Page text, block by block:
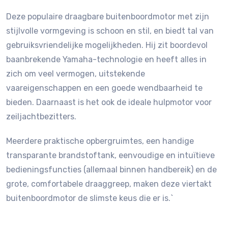
Deze populaire draagbare buitenboordmotor met zijn
stijlvolle vormgeving is schoon en stil, en biedt tal van
gebruiksvriendelijke mogelijkheden. Hij zit boordevol
baanbrekende Yamaha-technologie en heeft alles in
zich om veel vermogen, uitstekende
vaareigenschappen en een goede wendbaarheid te
bieden. Daarnaast is het ook de ideale hulpmotor voor
zeiljachtbezitters.
Meerdere praktische opbergruimtes, een handige
transparante brandstoftank, eenvoudige en intuïtieve
bedieningsfuncties (allemaal binnen handbereik) en de
grote, comfortabele draaggreep, maken deze viertakt
buitenboordmotor de slimste keus die er is.`